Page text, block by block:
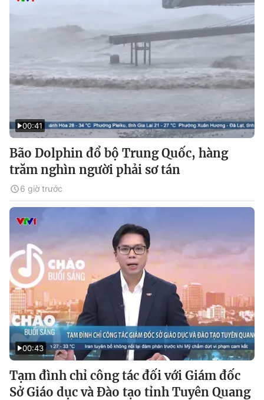
00:41
Bão Dolphin đổ bộ Trung Quốc, hàng
trăm nghìn người phải sơ tán
6 giờ trước
00:43
Tạm đình chỉ công tác đối với Giám đốc
Sở Giáo dục và Đào tạo tỉnh Tuyên Quang